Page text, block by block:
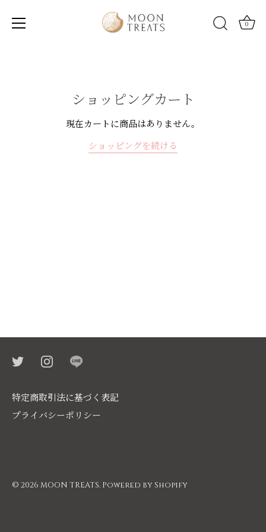
0
ショッピングカート
現在カートに商品はありません。
ショッピングを続ける
特定商取引法に基づく表記
プライバシーポリシー
© 2026 MOON TREATS. Powered by Shopify